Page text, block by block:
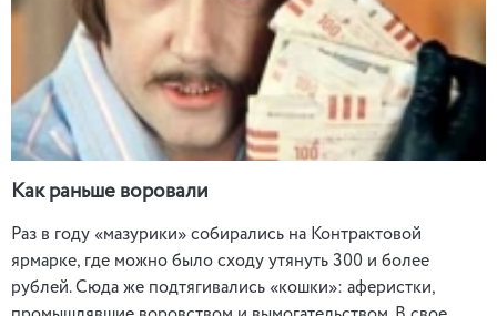
Как раньше воровали
Раз в году «мазурики» собирались на Контрактовой
ярмарке, где можно было сходу утянуть 300 и более
рублей. Сюда же подтягивались «кошки»: аферистки,